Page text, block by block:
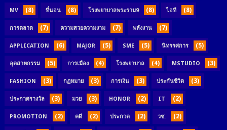
MV (8) ที่นอน (8) โรงพยาบาลพระราม9 (8) ไอที (8)
การตลาด (7) ความสวยความงาม (7) พลังงาน (7)
APPLICATION (6) MAJOR (5) SME (5) นิทรรศการ (5)
อุตสาหกรรม (5) การเมือง (4) โรงพยาบาล (4) MSTUDIO (3)
FASHION (3) กฏหมาย (3) การเงิน (3) ประกันชีวิต (3)
ประกาศรางวัล (3) มวย (3) HONOR (2) IT (2)
PROMOTION (2) คดี (2) ประกวด (2) วช. (2)